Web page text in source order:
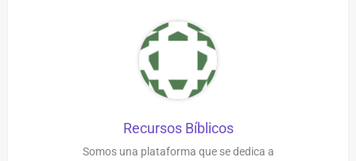
Recursos Bíblicos
Somos una plataforma que se dedica a